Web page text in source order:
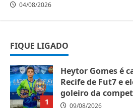
04/08/2026
FIQUE LIGADO
1
Heytor Gomes é
Recife de Fut7 e
goleiro da
09/08/2026